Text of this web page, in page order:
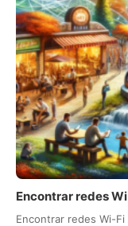
Encontrar redes
Encontrar redes Wi-